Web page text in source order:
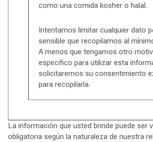
como una comida kosher o halal.
Intentamos limitar cualquier dato
sensible que recopilamos al
A menos que tengamos otro
específico para utilizar esta
solicitaremos su consentimiento
para recopilarla.
La información que usted brinde puede ser
obligatoria según la naturaleza de nuestra